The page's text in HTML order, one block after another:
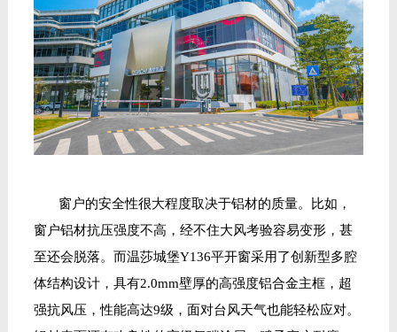
窗户的安全性很大程度取决于铝材的质量。比如，
窗户铝材抗压强度不高，经不住大风考验容易变形，甚
至还会脱落。而温莎城堡Y136平开窗采用了创新型多腔
体结构设计，具有2.0mm壁厚的高强度铝合金主框，超
强抗风压，性能高达9级，面对台风天气也能轻松应对。